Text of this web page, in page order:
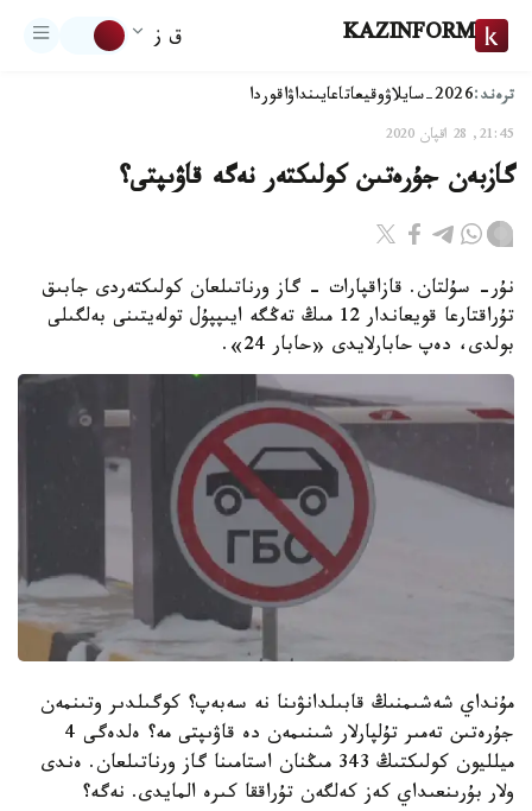
KAZINFORM ق ز
ترەند:2026-سايلاۋ وقيعاتاعايىنداۋاقوردا
21:45, 28 اقپان 2020
گازبەن جۇرەتىن كولىكتەر نەگە قاۋىپتى؟
نۇر- سۇلتان. قازاقپارات – گاز ورناتىلعان كولىكتەردى جابىق
تۇراقتارعا قويعاندار 12 مىڭ تەڭگە ايىپپۇل تولەيتىنى بەلگىلى
بولدى، دەپ حابارلايدى «حابار 24».
مۇنداي شەشىمنىڭ قابىلدانۋىنا نە سەبەپ؟ كوگىلدىر وتىنمەن
جۇرەتىن تەمىر تۇلپارلار شىنىمەن دە قاۋىپتى مە؟ ەلدەگى 4
ميلليون كولىكتىڭ 343 مىڭنان استامىنا گاز ورناتىلعان. ەندى
ولار بۇرىنعىداي كەز كەلگەن تۇراققا كىرە المايدى. نەگە؟